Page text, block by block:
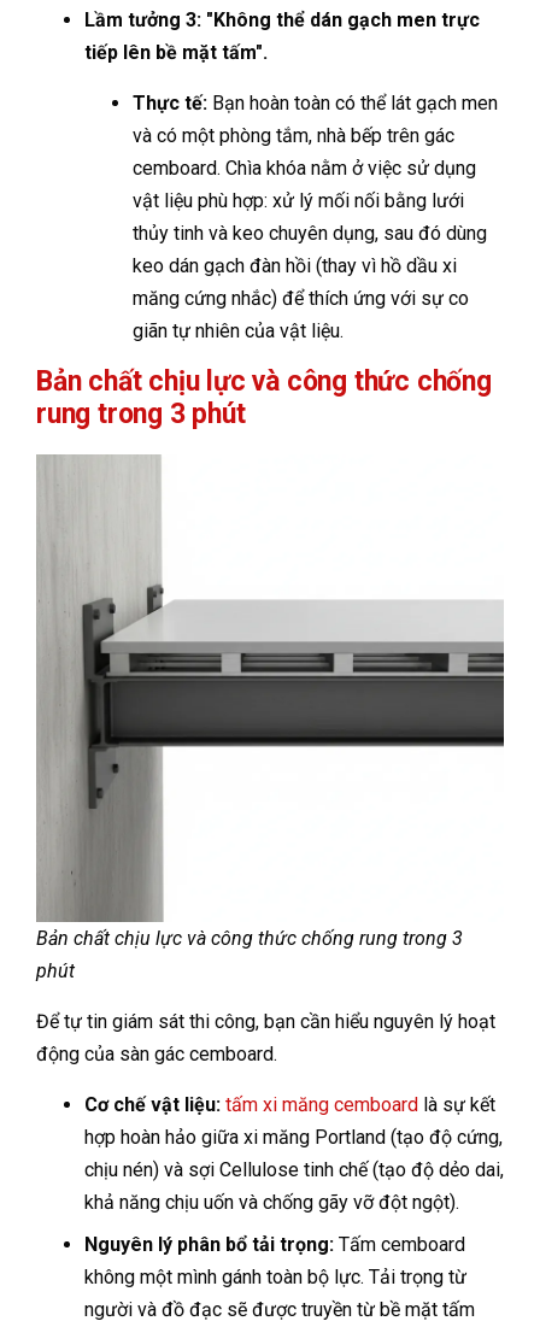
Lầm tưởng 3: "Không thể dán gạch men trực
tiếp lên bề mặt tấm".
Thực tế: Bạn hoàn toàn có thể lát gạch men
và có một phòng tắm, nhà bếp trên gác
cemboard. Chìa khóa nằm ở việc sử dụng
vật liệu phù hợp: xử lý mối nối bằng lưới
thủy tinh và keo chuyên dụng, sau đó dùng
keo dán gạch đàn hồi (thay vì hồ dầu xi
măng cứng nhắc) để thích ứng với sự co
giãn tự nhiên của vật liệu.
Bản chất chịu lực và công thức chống
rung trong 3 phút
Bản chất chịu lực và công thức chống rung trong 3
phút
Để tự tin giám sát thi công, bạn cần hiểu nguyên lý hoạt
động của sàn gác cemboard.
Cơ chế vật liệu: tấm xi măng cemboard là sự kết
hợp hoàn hảo giữa xi măng Portland (tạo độ cứng,
chịu nén) và sợi Cellulose tinh chế (tạo độ dẻo dai,
khả năng chịu uốn và chống gãy vỡ đột ngột).
Nguyên lý phân bổ tải trọng: Tấm cemboard
không một mình gánh toàn bộ lực. Tải trọng từ
người và đồ đạc sẽ được truyền từ bề mặt tấm